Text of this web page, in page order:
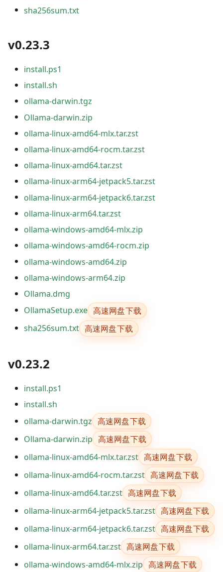
sha256sum.txt
v0.23.3
install.ps1
install.sh
ollama-darwin.tgz
Ollama-darwin.zip
ollama-linux-amd64-mlx.tar.zst
ollama-linux-amd64-rocm.tar.zst
ollama-linux-amd64.tar.zst
ollama-linux-arm64-jetpack5.tar.zst
ollama-linux-arm64-jetpack6.tar.zst
ollama-linux-arm64.tar.zst
ollama-windows-amd64-mlx.zip
ollama-windows-amd64-rocm.zip
ollama-windows-amd64.zip
ollama-windows-arm64.zip
Ollama.dmg
OllamaSetup.exe 高速网盘下载
sha256sum.txt 高速网盘下载
v0.23.2
install.ps1
install.sh
ollama-darwin.tgz 高速网盘下载
Ollama-darwin.zip 高速网盘下载
ollama-linux-amd64-mlx.tar.zst 高速网盘下载
ollama-linux-amd64-rocm.tar.zst 高速网盘下载
ollama-linux-amd64.tar.zst 高速网盘下载
ollama-linux-arm64-jetpack5.tar.zst 高速网盘下载
ollama-linux-arm64-jetpack6.tar.zst 高速网盘下载
ollama-linux-arm64.tar.zst 高速网盘下载
ollama-windows-amd64-mlx.zip 高速网盘下载